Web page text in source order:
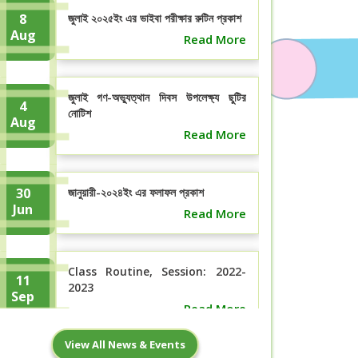
8
Aug
জুলাই ২০২৫ইং এর ভাইবা পরীক্ষার রুটিন প্রকাশ
Read More
4
Aug
জুলাই গণ-অভ্যুত্থান দিবস উপলেক্ষ্য ছুটির
নোটিশ
Read More
30
Jun
জানুয়ারী-২০২৪ইং এর ফলাফল প্রকাশ
Read More
11
Sep
Class Routine, Session: 2022-
2023
Read More
View All News & Events